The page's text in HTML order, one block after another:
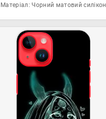
Матеріал: Чорний матовий силікон